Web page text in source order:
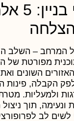
עיצוב לובי
המרחב– השלב
מפורטת של
השונים ואת
הקבלה, פינות
ולמעליות. מטרת
ונעימה, תוך
לב